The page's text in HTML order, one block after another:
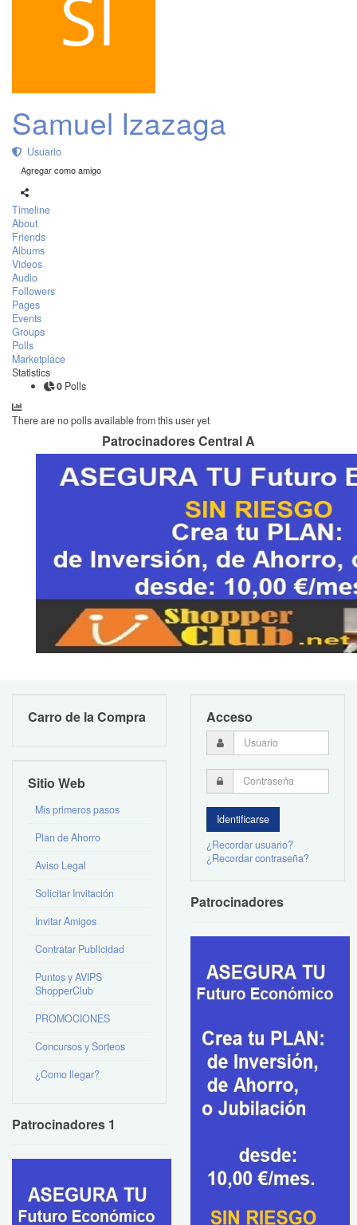
Samuel Izazaga
Usuario
Agregar como amigo
Timeline
About
Friends
Albums
Videos
Audio
Followers
Pages
Events
Groups
Polls
Marketplace
Statistics
0 Polls
There are no polls available from this user yet
Patrocinadores Central A
Carro de la Compra
Sitio Web
Mis primeros pasos
Plan de Ahorro
Aviso Legal
Solicitar Invitación
Invitar Amigos
Contratar Publicidad
Puntos y AVIPS
ShopperClub
PROMOCIONES
Concursos y Sorteos
¿Como llegar?
Patrocinadores 1
Acceso
¿Recordar usuario?
¿Recordar contraseña?
Patrocinadores